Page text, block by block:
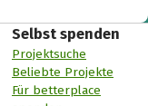
Selbst spenden
Projektsuche
Beliebte Projekte
Für betterplace